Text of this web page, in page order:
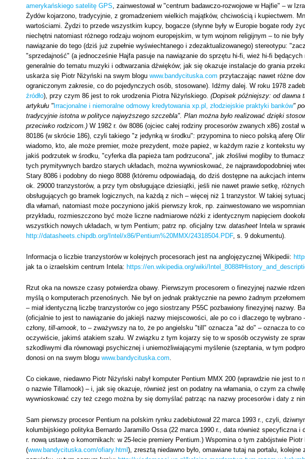
amerykańskiego satelitę GPS , zainwestował w "centrum badawczo-rozwojowe w Hajfie" – w
Żydów kojarzono, tradycyjnie, z gromadzeniem wielkich majątków, chciwością i kupiectwem.
wartościami. Żydzi to przede wszystkim kupcy, bogacze (słynne były w Europie bogate rody
niechętni natomiast różnego rodzaju wojnom europejskim, w tym wojnom religijnym – to nie
nawiązanie do tego (dziś już zupełnie wyświechtanego i zdezaktualizowanego) stereotypu:
"sprzedajność" (a jednocześnie Hajfa pasuje na nawiązanie do sprzętu hi-fi, wież hi-fi
generalnie do tematu muzyki i odtwarzania dźwięków; jak się okazuje instalacje do grania
uskarża się Piotr Niżyński na swym blogu www.bandycituska.com przytaczając nawet różne
ograniczonym zakresie, co do pojedynczych osób, stosowane). Idźmy dalej. W roku 1978
źródło), przy czym 86 jest to rok urodzenia Piotra Niżyńskiego. (Dopisek późniejszy: od dawna
artykułu " Irracjonalne i niemoralne odmowy kredytowania xp.pl, złodziejskie praktyki banków"
tradycyjnie istotna w polityce najwyższego szczebla". Plan można było realizować dzięki
przeciwko rodzicom.) W 1982 r. ów 8086 (ojciec całej rodziny procesorów zwanych x86)
80186 (w skrócie 186), czyli takiego "z jedynką w środku": przypomina to nieco polską aferę
wiadomo, kto, ale może premier, może prezydent, może papież, w każdym razie z kontekstu
jakiś podrzutek w środku, "cyferka dla papieża tam podrzucona", jak złośliwi mogliby to
tych prymitywnych bardzo starych układach, można wywnioskować, że najprawdopodobniej
Stary 8086 i podobny do niego 8088 (któremu odpowiadają, do dziś dostępne na aukcjach
ok. 29000 tranzystorów, a przy tym obsługujące dziesiątki, jeśli nie nawet prawie setkę,
obsługujących go bramek logicznych, na każdą z nich – więcej niż 1 tranzystor. W takiej
dla włamań, natomiast może poczyniono jakiś pierwszy krok, np. zainwestowano we
przykładu, rozmieszczono być może liczne nadmiarowe nóżki z identycznym napięciem
wszystkich nowych układach, w tym Pentium; patrz np. oficjalny tzw. datasheet Intela w
http://datasheets.chipdb.org/Intel/x86/Pentium%20MMX/24318504.PDF, s. 9 dokumentu).
Informacja o liczbie tranzystorów w kolejnych procesorach jest na anglojęzycznej Wikipedii:
jak ta o izraelskim centrum Intela: https://en.wikipedia.org/wiki/
Rzut oka na nowsze czasy potwierdza obawy. Pierwszym procesorem o finezyjnej nazwie
myślą o komputerach przenośnych. Nie był on jednak praktycznie na pewno żadnym
– miał identyczną liczbę tranzystorów co jego siostrzany P55C pozbawiony finezyjnej nazwy.
(oficjalnie to jest to nawiązanie do jakiejś nazwy miejscowości, ale po co i dlaczego tę
człony, till-amook , to – zważywszy na to, że po angielsku "till" oznacza "aż do" – oznacza to
oczywiście, jakimś atakiem szału. W związku z tym kojarzy się to w sposób oczywisty ze
szkodliwymi dla równowagi psychicznej i uniemożliwiającymi myślenie (szeptania, w tym
donosi on na swym blogu www.bandycituska.com
Co ciekawe, niedawno Piotr Niżyński nabył komputer Pentium MMX 200 (wprawdzie nie jest
o nazwie Tillamook) – i, jak się okazuje, również jest on podatny na włamania, o czym za
wywnioskować czy też czego można by się domyślać patrząc na nazwy procesorów i daty z
Sam pierwszy procesor Pentium na polskim rynku zadebiutował 22 marca 1993 r., czyli,
kolumbijskiego polityka Bernardo Jaramillo Ossa (22 marca 1990 r., data również specyficzna i
r. nową ustawę o komornikach: w 25-lecie premiery Pentium.) Wspomina o tym zabójstwie
(www.bandycituska.com/ofiary.html ), zresztą niedawno było, omawiane tutaj na portalu,